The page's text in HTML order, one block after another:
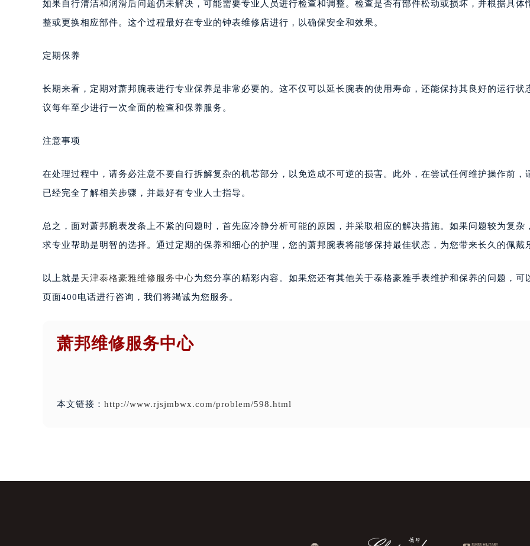
如果自行清洁和润滑后问题仍未解决，可能需要专业人员进行检查和调整。检查是否有部件松动或损坏，并根据具体
整或更换相应部件。这个过程最好在专业的钟表维修店进行，以确保安全和效果。
定期保养
长期来看，定期对萧邦腕表进行专业保养是非常必要的。这不仅可以延长腕表的使用寿命，还能保持其良好的运行状
议每年至少进行一次全面的检查和保养服务。
注意事项
在处理过程中，请务必注意不要自行拆解复杂的机芯部分，以免造成不可逆的损害。此外，在尝试任何维护操作前，
已经完全了解相关步骤，并最好有专业人士指导。
总之，面对萧邦腕表发条上不紧的问题时，首先应冷静分析可能的原因，并采取相应的解决措施。如果问题较为复杂
求专业帮助是明智的选择。通过定期的保养和细心的护理，您的萧邦腕表将能够保持最佳状态，为您带来长久的佩戴
以上就是天津泰格豪雅维修服务中心为您分享的精彩内容。如果您还有其他关于泰格豪雅手表维护和保养的问题，可
页面400电话进行咨询，我们将竭诚为您服务。
萧邦维修服务中心
本文链接： http://www.rjsjmbwx.com/problem/598.html